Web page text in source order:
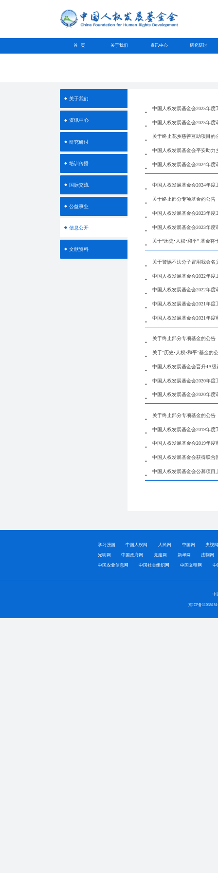
首 页 关于我们 资讯中心 研究研讨
关于我们
资讯中心
研究研讨
培训传播
国际交流
公益事业
信息公开
文献资料
中国人权发展基金会2025年度
中国人权发展基金会2025年度
关于终止花乡慈善互助项目的
中国人权发展基金会平安助力
中国人权发展基金会2024年度
中国人权发展基金会2024年度
关于终止部分专项基金的公告
中国人权发展基金会2023年度
中国人权发展基金会2023年度
关于“历史•人权•和平” 基金
关于警惕不法分子冒用我会名
中国人权发展基金会2022年度
中国人权发展基金会2022年度
中国人权发展基金会2021年度
中国人权发展基金会2021年度
关于终止部分专项基金的公告
关于“历史•人权•和平”基金的
中国人权发展基金会晋升4A级
中国人权发展基金会2020年度
中国人权发展基金会2020年度
关于终止部分专项基金的公告
中国人权发展基金会2019年度
中国人权发展基金会2019年度
中国人权发展基金会获得联合
中国人权发展基金会公募项目
学习强国 中国人权网 人民网 中国网 央视
光明网 中国政府网 党建网 新华网 法制网
中国农业信息网 中国社会组织网 中国文明网 中
中
京ICP备